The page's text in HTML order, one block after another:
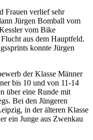
Frauen verlief sehr
Jürgen Bomball vom
vom Bike
aus dem Hauptfeld.
konnte Jürgen
der Klasse Männer
bis 10 und von 11-14
über eine Runde mit
Bei den Jüngeren
in der älteren Klasse
ein Junge aus Zwenkau